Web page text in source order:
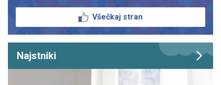
Všečkaj stran
Najstniki